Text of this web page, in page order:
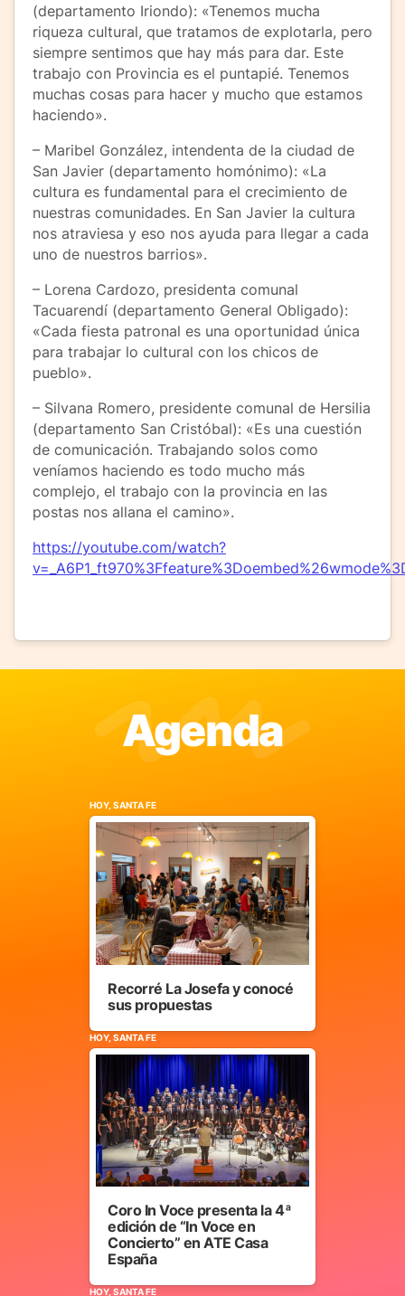
(departamento Iriondo): «Tenemos mucha
riqueza cultural, que tratamos de explotarla, pero
siempre sentimos que hay más para dar. Este
trabajo con Provincia es el puntapié. Tenemos
muchas cosas para hacer y mucho que estamos
haciendo».
– Maribel González, intendenta de la ciudad de
San Javier (departamento homónimo): «La
cultura es fundamental para el crecimiento de
nuestras comunidades. En San Javier la cultura
nos atraviesa y eso nos ayuda para llegar a cada
uno de nuestros barrios».
– Lorena Cardozo, presidenta comunal
Tacuarendí (departamento General Obligado):
«Cada fiesta patronal es una oportunidad única
para trabajar lo cultural con los chicos de
pueblo».
– Silvana Romero, presidente comunal de Hersilia
(departamento San Cristóbal): «Es una cuestión
de comunicación. Trabajando solos como
veníamos haciendo es todo mucho más
complejo, el trabajo con la provincia en las
postas nos allana el camino».
https://youtube.com/watch?
Agenda
HOY, SANTA FE
Recorré La Josefa y conocé
sus propuestas
HOY, SANTA FE
Coro In Voce presenta la 4ª
edición de “In Voce en
Concierto” en ATE Casa
España
HOY, SANTA FE